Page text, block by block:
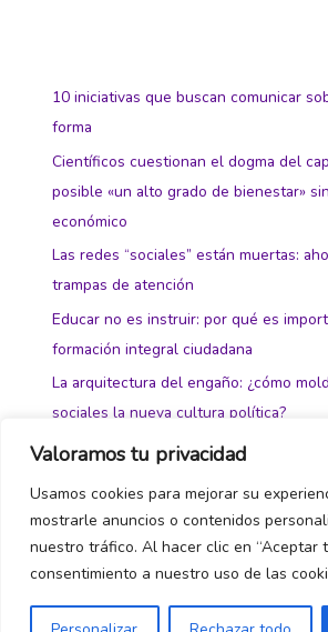
Valoramos tu privacidad
Usamos cookies para mejorar su
mostrarle anuncios o contenidos
nuestro tráfico. Al hacer clic en “Aceptar
consentimiento a nuestro uso de las
10 iniciativas que buscan comunicar
forma
Científicos cuestionan el dogma del
posible «un alto grado de bienestar»
económico
Las redes “sociales” están muertas:
trampas de atención
Educar no es instruir: por qué es
formación integral ciudadana
La arquitectura del engaño: ¿cómo
sociales la nueva cultura política?
Política de privacidad y
¿Hablamos?